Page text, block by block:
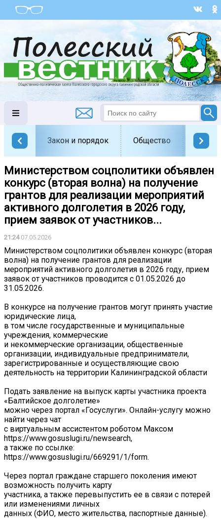
Закон и порядок Общество
Министерством соцполитики объявлен
конкурс (вторая волна) на получение
грантов для реализации мероприятий
активного долголетия в 2026 году,
прием заявок от участников...
21:2407.05.2026
Министерством соцполитики объявлен конкурс (вторая
волна) на получение грантов для реализации
мероприятий активного долголетия в 2026 году, прием
заявок от участников проводится с 01.05.2026 до
31.05.2026.
В конкурсе на получение грантов могут принять участие
юридические лица,
в том числе государственные и муниципальные
учреждения, коммерческие
и некоммерческие организации, общественные
организации, индивидуальные предприниматели,
зарегистрированные и осуществляющие свою
деятельность на территории Калининградской области
Подать заявление на выпуск карты участника проекта
«Балтийское долголетие»
можно через портал «Госуслуги». Онлайн-услугу можно
найти через чат
с виртуальным ассистентом роботом Максом
https://www.gosuslugi.ru/newsearch,
а также по ссылке:
https://www.gosuslugi.ru/669291/1/form.
Через портал граждане старшего поколения имеют
возможность получить карту
участника, а также перевыпустить ее в связи с потерей
или изменениями личных
данных (ФИО, место жительства, паспортные данные).